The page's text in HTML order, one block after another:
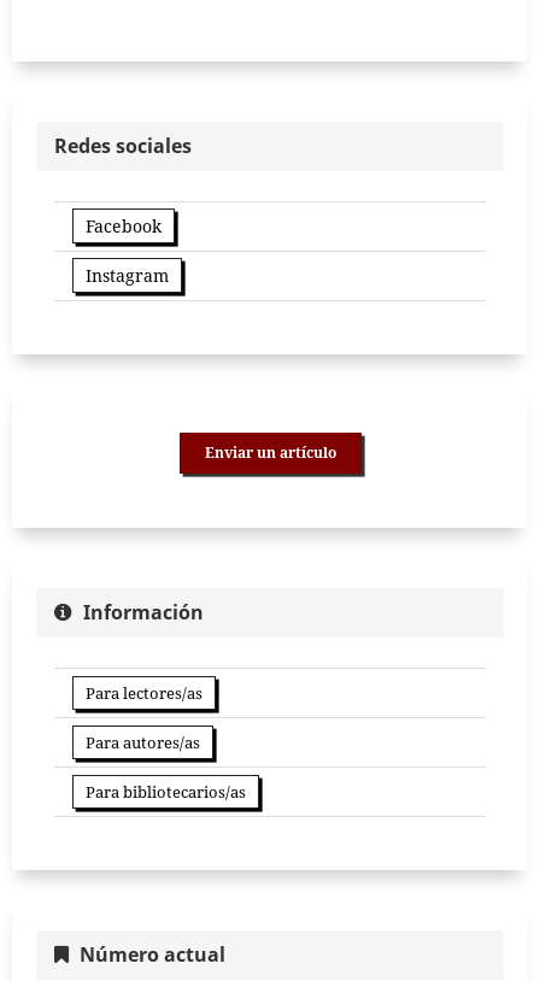
Redes sociales
Facebook
Instagram
Enviar un artículo
Información
Para lectores/as
Para autores/as
Para bibliotecarios/as
Número actual